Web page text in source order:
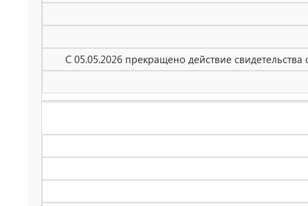
С 05.05.2026 прекращено действие